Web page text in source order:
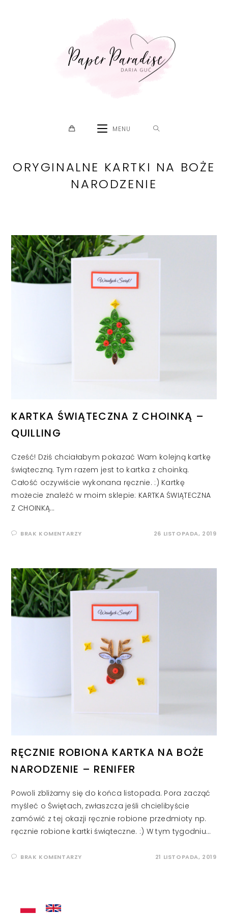
MENU
ORYGINALNE KARTKI NA BOŻE
NARODZENIE
KARTKA ŚWIĄTECZNA Z CHOINKĄ –
QUILLING
Cześć! Dziś chciałabym pokazać Wam kolejną kartkę
świąteczną. Tym razem jest to kartka z choinką.
Całość oczywiście wykonana ręcznie. :) Kartkę
możecie znaleźć w moim sklepie: KARTKA ŚWIĄTECZNA
Z CHOINKĄ…
BRAK KOMENTARZY 26 LISTOPADA, 2019
RĘCZNIE ROBIONA KARTKA NA BOŻE
NARODZENIE – RENIFER
Powoli zbliżamy się do końca listopada. Pora zacząć
myśleć o Świętach, zwłaszcza jeśli chcielibyście
zamówić z tej okazji ręcznie robione przedmioty np.
ręcznie robione kartki świąteczne. :) W tym tygodniu…
BRAK KOMENTARZY 21 LISTOPADA, 2019